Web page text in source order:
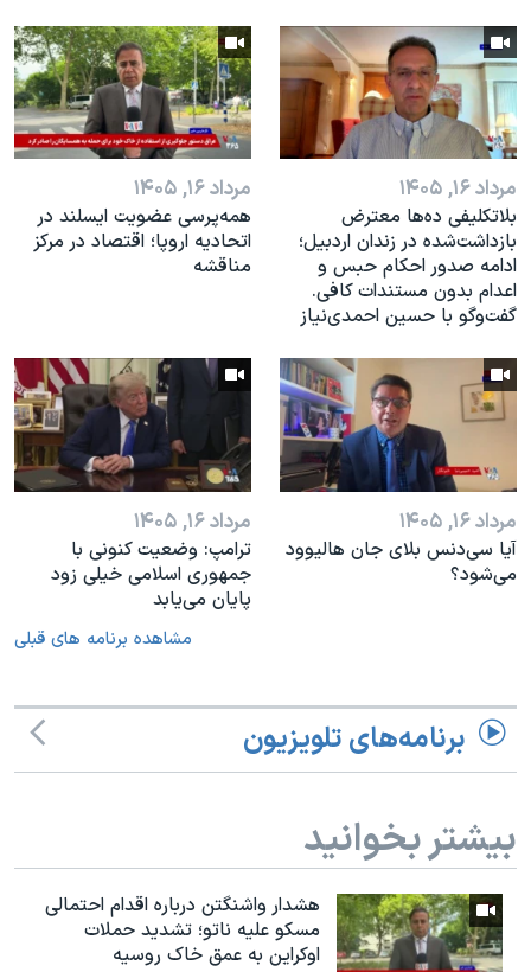
مرداد ۱۶, ۱۴۰۵
بلاتکلیفی ده‌ها معترض
بازداشت‌شده در زندان اردبیل؛
ادامه صدور احکام حبس و
اعدام بدون مستندات کافی.
گفت‌وگو با حسین احمدی‌نیاز
مرداد ۱۶, ۱۴۰۵
همه‌پرسی عضویت ایسلند در
اتحادیه اروپا؛ اقتصاد در مرکز
مناقشه
مرداد ۱۶, ۱۴۰۵
آیا سی‌دنس بلای جان هالیوود
می‌شود؟
مرداد ۱۶, ۱۴۰۵
ترامپ: وضعیت کنونی با
جمهوری اسلامی خیلی زود
پایان می‌یابد
مشاهده برنامه های قبلی
برنامه‌های تلویزیون
بیشتر بخوانید
هشدار واشنگتن درباره اقدام احتمالی
مسکو علیه ناتو؛ تشدید حملات
اوکراین به عمق خاک روسیه